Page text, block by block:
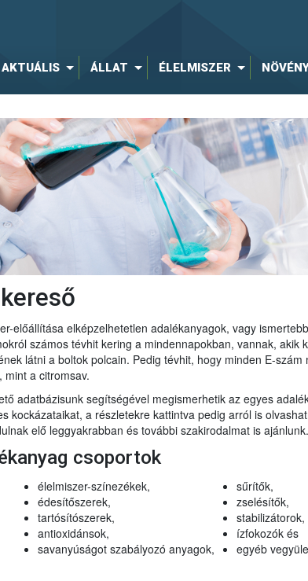
AKTUÁLIS ÁLLAT ÉLELMISZER
előállítása elképzelhetetlen adalékanyagok, vagy
számos tévhit kering a mindennapokban, vannak, akik
látni a boltok polcain. Pedig tévhit, hogy minden E-szám
mint a citromsav.
adatbázisunk segítségével megismerhetik az egyes
kockázataikat, a részletekre kattintva pedig arról is
elő leggyakrabban és további szakirodalmat is ajánlunk.
csoportok
élelmiszer-színezékek,
édesítőszerek,
tartósítószerek,
antioxidánsok,
savanyúságot szabályozó anyagok,
sűrítők,
zselésítők,
stabilizátorok,
ízfokozók és
egyéb